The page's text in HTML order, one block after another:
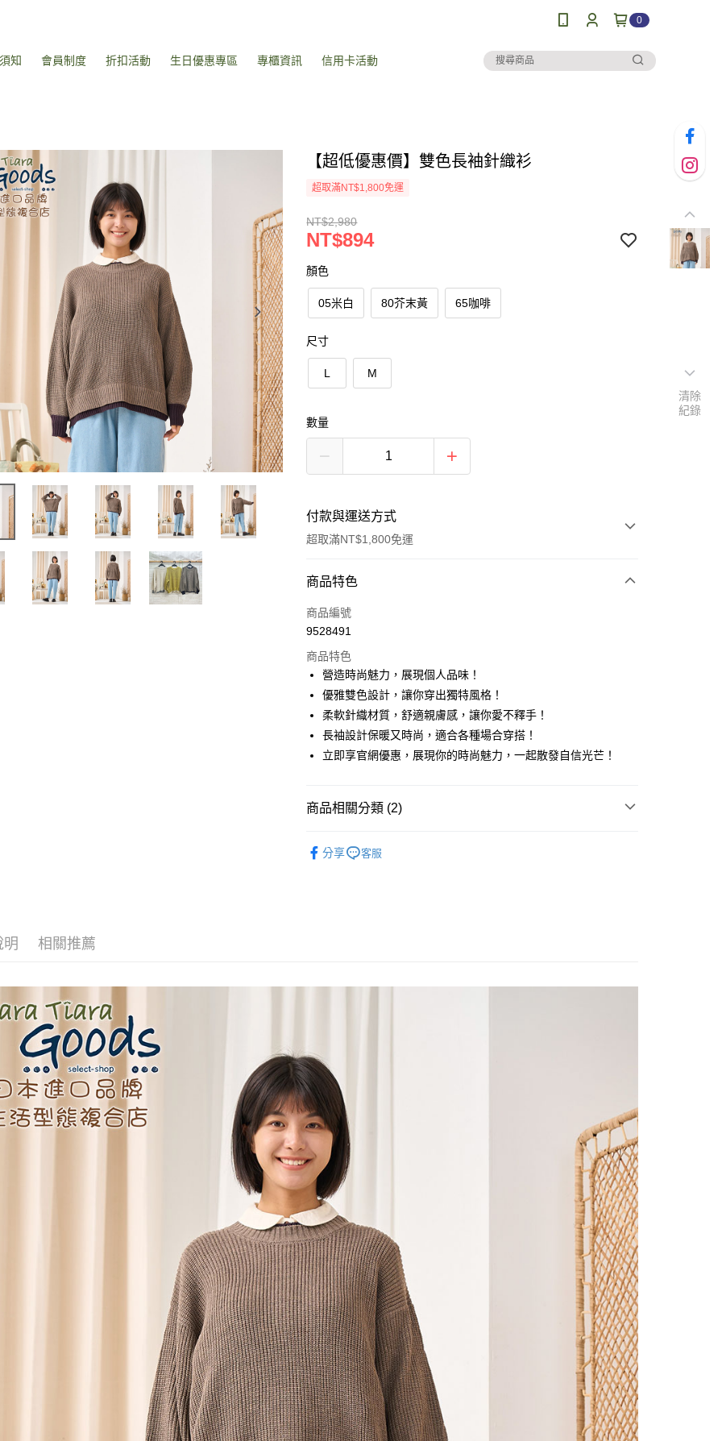
0
知 會員制度 折扣活動 生日優惠專區 專櫃資訊 信用卡活動
【超低優惠價】雙色長袖針織衫
超取滿NT$1,800免運
NT$2,980
NT$894
顏色
05米白 80芥末黃 65咖啡
尺寸
L M
數量
付款與運送方式
超取滿NT$1,800免運
付款方式
信用卡一次付款
LINE Pay
Apple Pay
街口支付
悠遊付
AFTEE先享後付
【「AFTEE先享後付」結帳流程】
／ATM／網路銀行／等多元方式進行付款，方視為交易完成。
※ 請注意：結帳手續完成當下不需立刻繳費，但若您需要取消訂單，請聯
絡購買商品的店家。未經商家同意取消之訂單仍視為有效，需透過AFTEE
先享後付繳納相關費用。
※ 交易是否成功請以「AFTEE先享後付 」之結帳頁面顯示為準，若有關於
是否繳費成功／繳費後需取消欲退款等相關疑問，請聯繫「AFTEE先享後
付客戶支援中心」
https://netprotections.freshdesk.com/support/home
【注意事項】
１．透過由恩沛科技股份有限公司提供之「AFTEE先享後付」服務完成之
交易，需依本服務之必要範圍內提供個人資料，並將交易相關給付款項請
求債權轉讓予恩沛科技股份有限公司。
２．關於個人資料處理事宜，請瀏覽以下網址：
https://aftee.tw/terms/#terms3
３．未成年的使用者請事先徵得法定代理人或監護人之同意方可使用
「AFTEE先享後付」，若未經同意申辦者引起之損失，本公司不負相關責
任。
４．使用「AFTEE先享後付」時，將依據個別帳號之用戶狀況，依本公司
即時審查核予不同之上限額度；若仍有額度不足之情形，本公司將視審查
結果請求用戶進行身份認證。
５．嚴禁一人註冊多個帳號或使用他人資訊註冊。若發現惡意使用之情
形，恩沛科技股份有限公司將有權停止該用戶之使用額度並採取法律行
動。
7-11取貨付款
每筆NT$60，滿NT$2,000(含以上)免運費
付款後7-11取貨
每筆NT$60，滿NT$2,000(含以上)免運費
黑貓宅急便(包裹尺寸60cm以下)
每筆NT$100，滿NT$2,000(含以上)免運費
黑貓宅急便(包裹尺寸90cm以下)
每筆NT$140，滿NT$2,000(含以上)免運費
商品特色
商品編號
9528491
商品特色
營造時尚魅力，展現個人品味！
優雅雙色設計，讓你穿出獨特風格！
柔軟針織材質，舒適親膚感，讓你愛不釋手！
長袖設計保暖又時尚，適合各種場合穿搭！
立即享官網優惠，展現你的時尚魅力，一起散發自信光芒！
商品相關分類 (2)
分享 客服
明 相關推薦
清除
紀錄